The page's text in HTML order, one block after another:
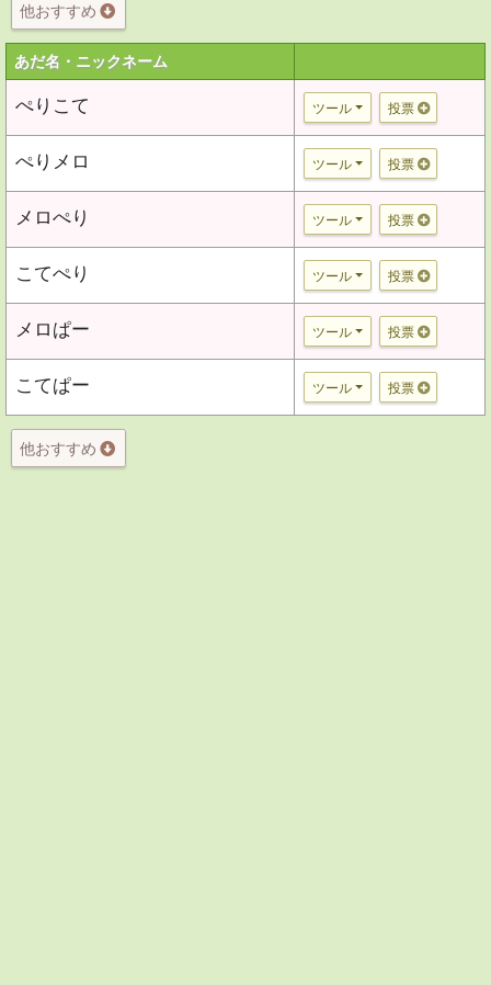
他おすすめ
あだ名・ニックネーム
ぺりこて ツール 投票
ぺりメロ ツール 投票
メロぺり ツール 投票
こてぺり ツール 投票
メロぱー ツール 投票
こてぱー ツール 投票
他おすすめ